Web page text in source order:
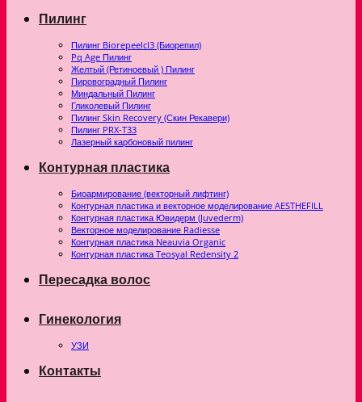
Пилинг
Пилинг Biorepeelcl3 (Биорепил)
Pq Age Пилинг
Желтый (Ретиноевый ) Пилинг
Пировоградный Пилинг
Миндальный Пилинг
Гликолевый Пилинг
Пилинг Skin Recovery (Скин Рекавери)
Пилинг PRX-T33
Лазерный карбоновый пилинг
Контурная пластика
Биоармирование (векторный лифтинг)
Контурная пластика и векторное моделирование AESTHEFILL
Контурная пластика Ювидерм (Juvederm)
Векторное моделирование Radiesse
Контурная пластика Neauvia Organic
Контурная пластика Teosyal Redensity 2
Пересадка волос
Гинекология
УЗИ
Контакты